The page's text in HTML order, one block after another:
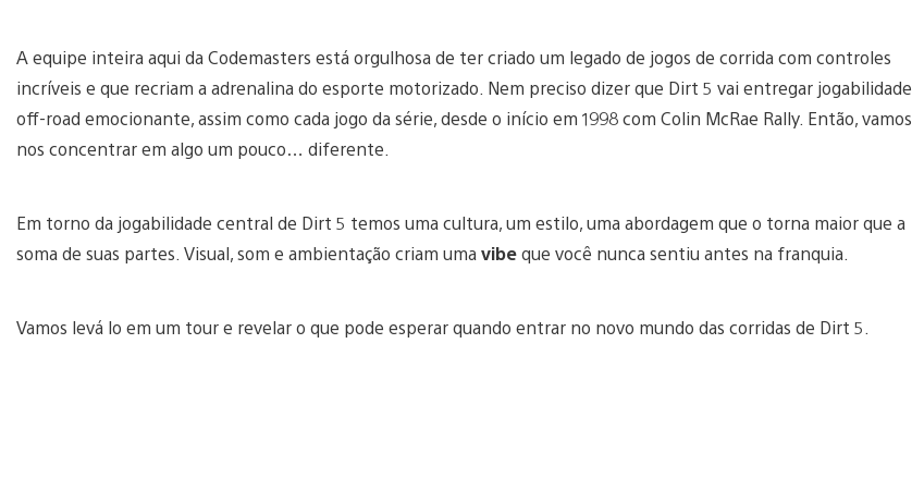
A equipe inteira aqui da Codemasters está orgulhosa de ter criado um legado de jogos de corrida com controles
incríveis e que recriam a adrenalina do esporte motorizado. Nem preciso dizer que Dirt 5 vai entregar jogabilidade
off-road emocionante, assim como cada jogo da série, desde o início em 1998 com Colin McRae Rally. Então, vamos
nos concentrar em algo um pouco… diferente.
Em torno da jogabilidade central de Dirt 5 temos uma cultura, um estilo, uma abordagem que o torna maior que a
soma de suas partes. Visual, som e ambientação criam uma vibeque você nunca sentiu antes na franquia.
Vamos levá lo em um tour e revelar o que pode esperar quando entrar no novo mundo das corridas de Dirt 5.